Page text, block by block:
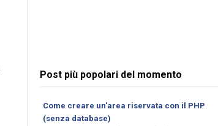
Post più popolari del momento
Come creare un'area riservata con il PHP
(senza database)